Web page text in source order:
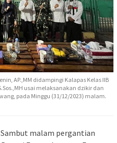
AP.,MM didampingi Kalapas Kelas IIB
usai melaksanakan dzikir dan
pada Minggu (31/12/2023) malam.
Sambut malam pergantian